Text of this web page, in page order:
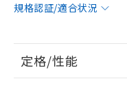
規格認証/適合状況
定格/性能